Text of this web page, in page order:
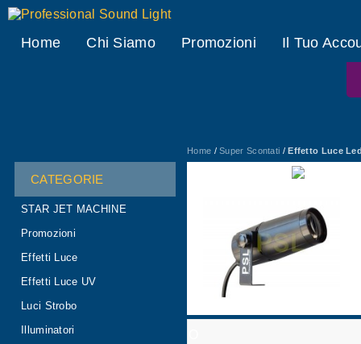
Home Chi Siamo Promozioni Il Tuo
Home /Super Scontati /Effetto Luce
CATEGORIE
STAR JET MACHINE
Promozioni
Effetti Luce
Effetti Luce UV
Luci Strobo
Illuminatori